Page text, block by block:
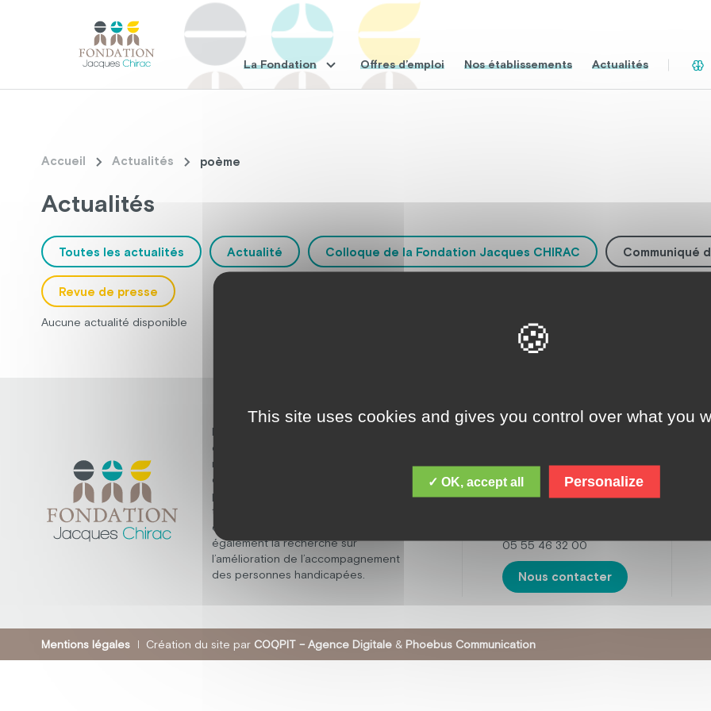
La Fondation Offres d’emploi Nos établissements Actualités
Accueil Actualités poème
Actualités
Toutes les actualités Actualité Colloque de la Fondation Jacques CHIRAC Communiqué
Revue de presse
Aucune actualité disponible
Découvrez la fondation Jacques Chirac,
dont la mission fondamentale est de
répondre aux besoins des personnes
en situation de handicap mental,
psychique, polyhandicap, et avec des
troubles du spectre de l’autisme. Mais
elle ne s’arrête pas là, et œuvre
également la recherche sur
l’amélioration de l’accompagnement
des personnes handicapées.
ADRESSE
Chirac
16 boulevard de la
05 55 46 32 00
Nous contacter
Mentions légales Création du site par COQPIT – Agence Digitale & Phoebus Communication
This site uses cookies and gives you control over what you
✓ OK, accept all Personalize